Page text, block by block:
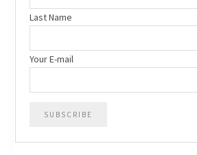
Last Name
Your E-mail